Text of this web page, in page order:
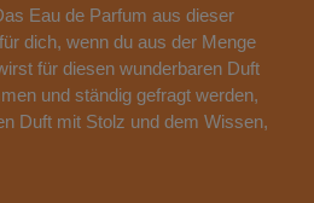
Eau de Parfum aus dieser
dich, wenn du aus der Menge
für diesen wunderbaren Duft
und ständig gefragt werden,
Duft mit Stolz und dem Wissen,